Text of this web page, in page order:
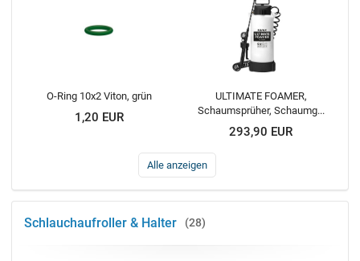
O-Ring 10x2 Viton, grün
1,20 EUR
ULTIMATE FOAMER,
Schaumsprüher, Schaumg...
293,90 EUR
Alle anzeigen
Schlauchaufroller & Halter 28